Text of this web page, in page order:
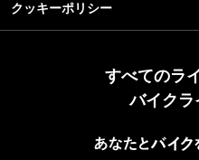
クッキーポリシー
すべてのラ
バイクラ